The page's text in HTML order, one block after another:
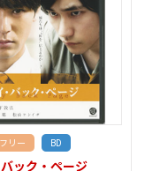
リー BD
ック・ページ